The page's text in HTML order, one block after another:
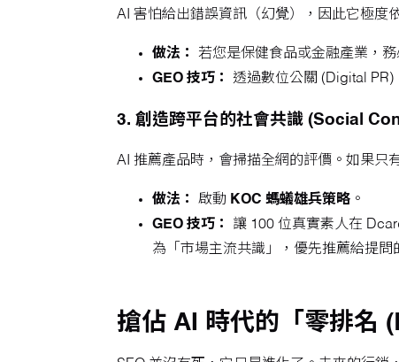
AI 害怕給出錯誤資訊（幻覺），因此它極度
做法：
若您是保健食品或金融產業，
GEO 技巧：
透過數位公關 (Digital
3. 創造跨平台的社會共識 (Social
AI 推薦產品時，會掃描全網的評價。如果只
做法： 啟動 KOC 螞蟻雄兵策略 。
GEO 技巧：
讓 100 位真實素人在
為「市場主流共識」，優先推薦給提問
搶佔 AI 時代的「零排名